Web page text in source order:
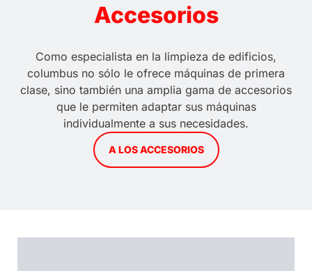
Accesorios
Como especialista en la limpieza de edificios,
columbus no sólo le ofrece máquinas de primera
clase, sino también una amplia gama de accesorios
que le permiten adaptar sus máquinas
individualmente a sus necesidades.
A LOS ACCESORIOS